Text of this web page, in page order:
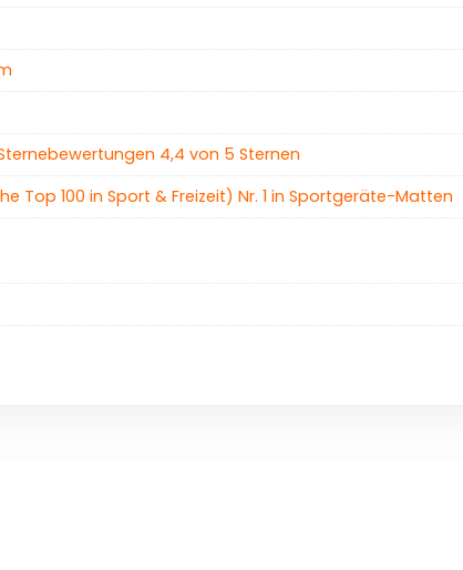
4,4 von 5 Sternen
Top 100 in Sport & Freizeit) Nr. 1 in Sportgeräte-Matten